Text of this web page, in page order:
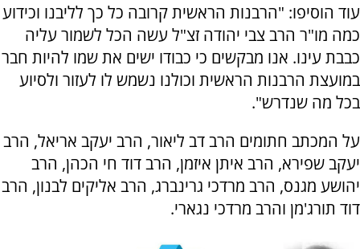
עוד הוסיפו: "הרבנות הראשית קרובה כל כך לליבנו וכידוע
כמה מו"ר הרב צבי יהודה זצ"ל עשה הכל לשמור עליה
כבבת עינו. אנו מבקשים כי כבודו ישים את שמו להיות חבר
במועצת הרבנות הראשית וכולנו נשמש לו לעזור ולסיוע
בכל מה שנדרש".
על המכתב חתומים הרב דב ליאור, הרב יעקב אריאל, הרב
יעקב שפירא, הרב איתן איזמן, הרב דוד חי הכהן, הרב
יהושע מגנס, הרב מרדכי גרינברג, הרב אליקים לבנון, הרב
דוד תורג'מן והרב מרדכי נגארי.